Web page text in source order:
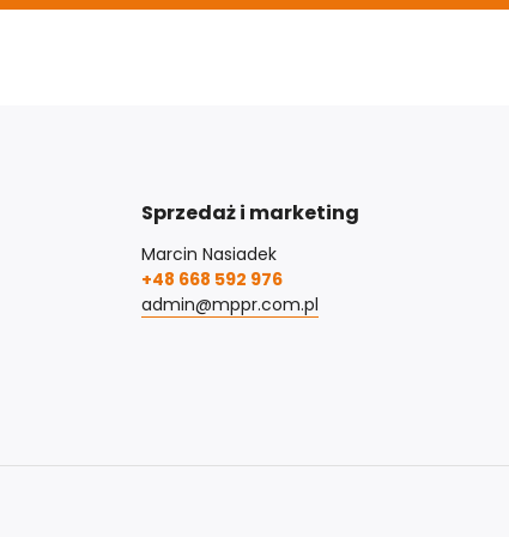
Sprzedaż i marketing
Marcin Nasiadek
+48 668 592 976
admin@mppr.com.pl